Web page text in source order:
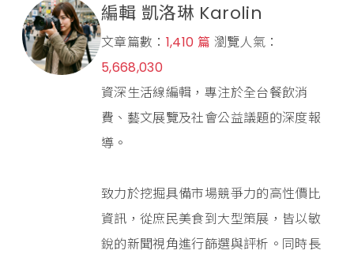
編輯 凱洛琳 Karolin
文章篇數： 1,410 篇 瀏覽人氣：
5,668,030
資深生活線編輯，專注於全台餐飲消
費、藝文展覽及社會公益議題的深度報
導。
致力於挖掘具備市場競爭力的高性價比
資訊，從庶民美食到大型策展，皆以敏
銳的新聞視角進行篩選與評析。同時長